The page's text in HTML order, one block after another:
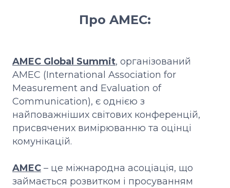
Про AMEC:
AMEC Global Summit, організований
AMEC (International Association for
Measurement and Evaluation of
Communication), є однією з
найповажніших світових конференцій,
присвячених вимірюванню та оцінці
комунікацій.
AMEC – це міжнародна асоціація, що
займається розвитком і просуванням